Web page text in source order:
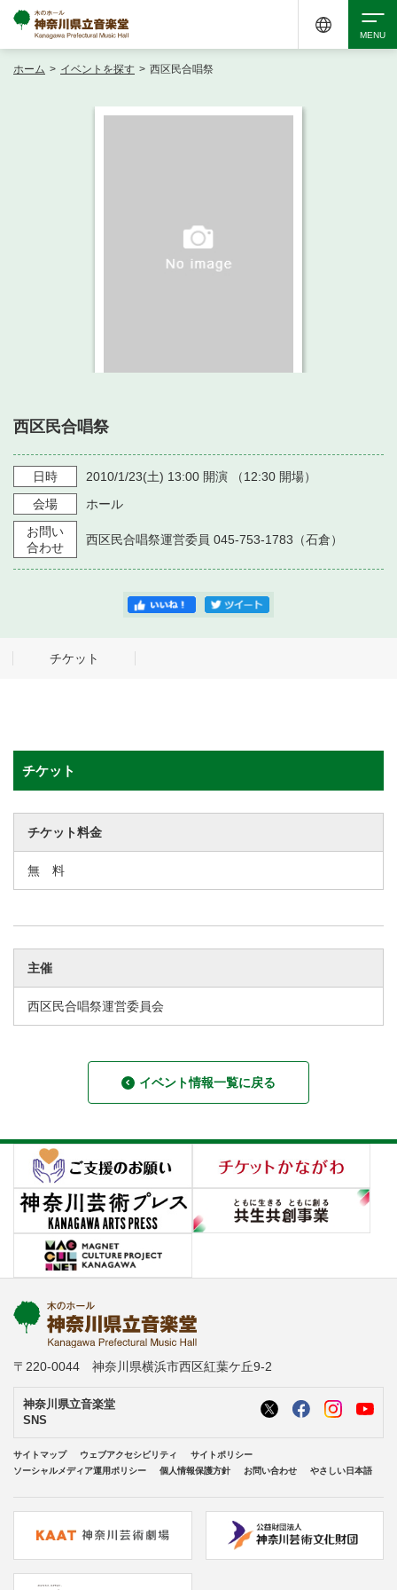
・ よくある質問
・ 施設を借りる
・ 空き状況
・ 抽選対象日
・ 利用料金
音楽堂について
・ 音楽堂のご案内
・ フロアマップ
・ 芸術参与
神奈川県立音楽堂
SNS
ホーム > イベントを探す > 西区民合唱祭
西区民合唱祭
日時 2010/1/23(土) 13:00 開演 （12:30 開場）
会場
ホール
お問い
合わせ
西区民合唱祭運営委員 045-753-1783（石倉）
チケット
チケット
チケット料金
無 料
主催
西区民合唱祭運営委員会
イベント情報一覧に戻る
〒220-0044 神奈川県横浜市西区紅葉ケ丘9-2
神奈川県立音楽堂
SNS
サイトマップ ウェブアクセシビリティ
サイトポリシー
ソーシャルメディア運用ポリシー
個人情報保護方針 お問い合わせ やさしい日本語